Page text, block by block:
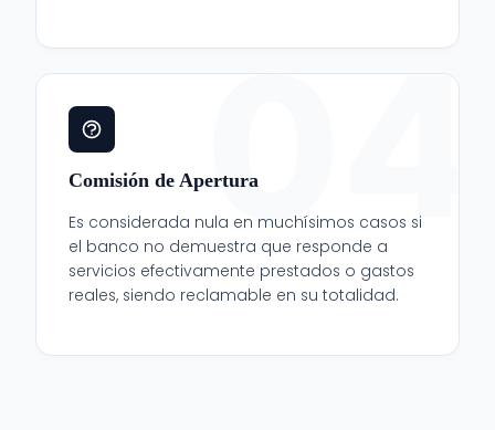
04
Comisión de Apertura
Es considerada nula en muchísimos casos si
el banco no demuestra que responde a
servicios efectivamente prestados o gastos
reales, siendo reclamable en su totalidad.